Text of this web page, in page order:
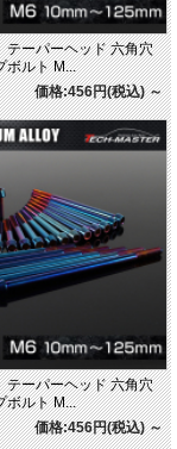
テーパーヘッド 六角穴
ボルト M...
価格:456円(税込)～
テーパーヘッド 六角穴
ボルト M...
価格:456円(税込)～